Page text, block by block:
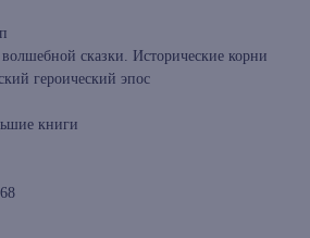
сказки. Исторические корни
героический эпос
книги